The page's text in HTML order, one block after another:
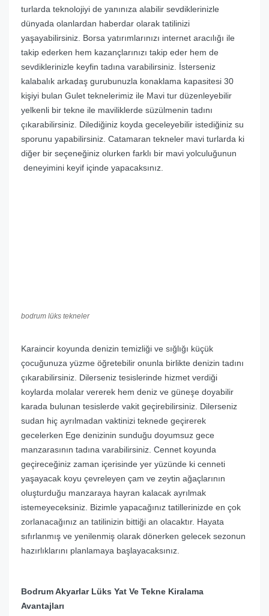
turlarda teknolojiyi de yanınıza alabilir sevdiklerinizle
dünyada olanlardan haberdar olarak tatilinizi
yaşayabilirsiniz. Borsa yatırımlarınızı internet aracılığı ile
takip ederken hem kazançlarınızı takip eder hem de
sevdiklerinizle keyfin tadına varabilirsiniz. İsterseniz
kalabalık arkadaş gurubunuzla konaklama kapasitesi 30
kişiyi bulan Gulet teknelerimiz ile Mavi tur düzenleyebilir
yelkenli bir tekne ile maviliklerde süzülmenin tadını
çıkarabilirsiniz. Dilediğiniz koyda geceleyebilir istediğiniz su
sporunu yapabilirsiniz. Catamaran tekneler mavi turlarda ki
diğer bir seçeneğiniz olurken farklı bir mavi yolculuğunun
deneyimini keyif içinde yapacaksınız.
bodrum lüks tekneler
Karaincir koyunda denizin temizliği ve sığlığı küçük
çocuğunuza yüzme öğretebilir onunla birlikte denizin tadını
çıkarabilirsiniz. Dilerseniz tesislerinde hizmet verdiği
koylarda molalar vererek hem deniz ve güneşe doyabilir
karada bulunan tesislerde vakit geçirebilirsiniz. Dilerseniz
sudan hiç ayrılmadan vaktinizi teknede geçirerek
gecelerken Ege denizinin sunduğu doyumsuz gece
manzarasının tadına varabilirsiniz. Cennet koyunda
geçireceğiniz zaman içerisinde yer yüzünde ki cenneti
yaşayacak koyu çevreleyen çam ve zeytin ağaçlarının
oluşturduğu manzaraya hayran kalacak ayrılmak
istemeyeceksiniz. Bizimle yapacağınız tatillerinizde en çok
zorlanacağınız an tatilinizin bittiği an olacaktır. Hayata
sıfırlanmış ve yenilenmiş olarak dönerken gelecek sezonun
hazırlıklarını planlamaya başlayacaksınız.
Bodrum Akyarlar Lüks Yat Ve Tekne Kiralama
Avantajları